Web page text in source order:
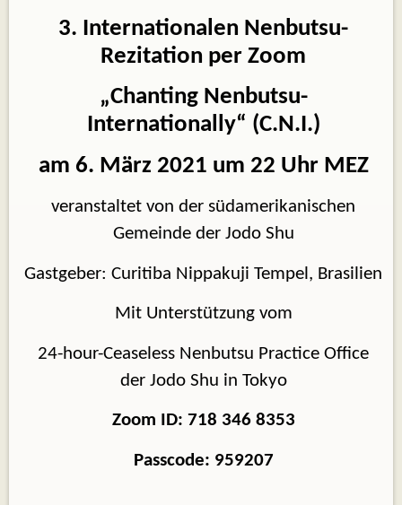
3. Internationalen Nenbutsu-
Rezitation per Zoom
„Chanting Nenbutsu-
Internationally“ (C.N.I.)
am 6. März 2021 um 22 Uhr MEZ
veranstaltet von der südamerikanischen
Gemeinde der Jodo Shu
Gastgeber: Curitiba Nippakuji Tempel, Brasilien
Mit Unterstützung vom
24-hour-Ceaseless Nenbutsu Practice Office
der Jodo Shu in Tokyo
Zoom ID: 718 346 8353
Passcode: 959207